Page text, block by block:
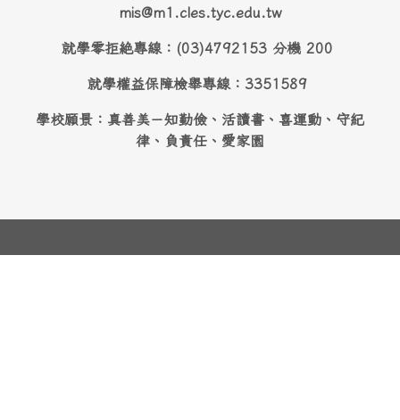
mis@m1.cles.tyc.edu.tw
就學零拒絶專線：(03)4792153 分機 200
就學權益保障檢舉專線：3351589
學校願景：真善美－知勤儉、活讀書、喜運動、守紀
律、負責任、愛家園